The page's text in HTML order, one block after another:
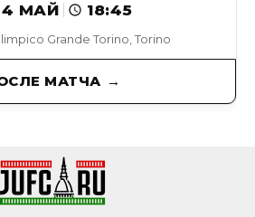
Grande Torino, Torino
МАЙ 18:45
МАТЧА